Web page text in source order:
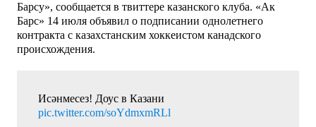
Барсу», сообщается в твиттере казанского клуба. «Ак
Барс» 14 июля объявил о подписании однолетнего
контракта с казахстанским хоккеистом канадского
происхождения.
Исәнмесез! Доус в Казани
pic.twitter.com/soYdmxmRLl